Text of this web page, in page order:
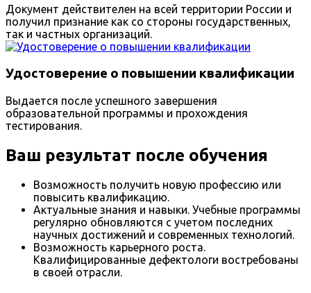
Документ действителен на всей территории России и
получил признание как со стороны государственных,
так и частных организаций.
Удостоверение о повышении квалификации
Выдается после успешного завершения
образовательной программы и прохождения
тестирования.
Ваш результат после обучения
Возможность получить новую профессию или
повысить квалификацию.
Актуальные знания и навыки. Учебные программы
регулярно обновляются с учетом последних
научных достижений и современных технологий.
Возможность карьерного роста.
Квалифицированные дефектологи востребованы
в своей отрасли.